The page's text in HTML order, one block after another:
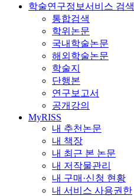
학술연구정보서비스 검색
통합검색
학위논문
국내학술논문
해외학술논문
학술지
단행본
연구보고서
공개강의
MyRISS
내 추천논문
내 책장
내 최근 본 논문
내 저작물관리
내 구매·신청 현황
내 서비스 사용권한